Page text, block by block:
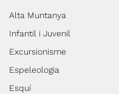
Alta Muntanya
Infantil i Juvenil
Excursionisme
Espeleologia
Esquí